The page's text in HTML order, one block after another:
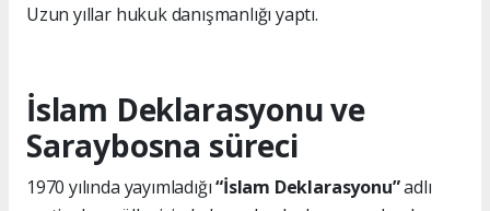
Uzun yıllar hukuk danışmanlığı yaptı.
İslam Deklarasyonu ve
Saraybosna süreci
1970 yılında yayımladığı“İslam Deklarasyonu”adlı